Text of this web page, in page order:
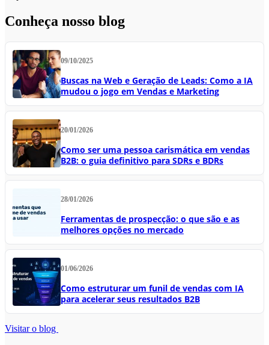
Conheça nosso blog
09/10/2025
Buscas na Web e Geração de Leads: Como a IA
mudou o jogo em Vendas e Marketing
20/01/2026
Como ser uma pessoa carismática em vendas
B2B: o guia definitivo para SDRs e BDRs
28/01/2026
Ferramentas de prospecção: o que são e as
melhores opções no mercado
01/06/2026
Como estruturar um funil de vendas com IA
para acelerar seus resultados B2B
Visitar o blog